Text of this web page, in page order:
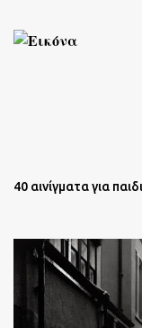
40 αινίγματα για